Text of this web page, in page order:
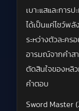
เบาะแสและการ
ได้เป็นแค่โชว์พ
ระหว่างตัวละค
อารมณ์จากคำส
ตัดสินใจของหลิ
คำตอบ
Sword Master